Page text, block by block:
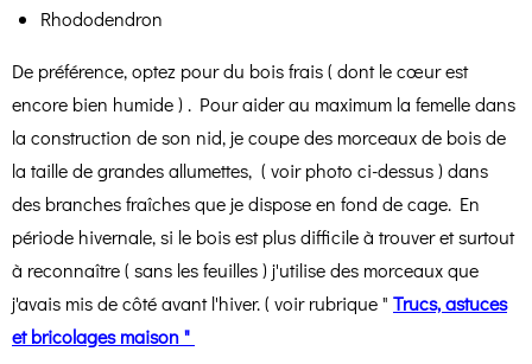
Rhododendron
De préférence, optez pour du bois frais ( dont le cœur est
encore bien humide ) . Pour aider au maximum la femelle dans
la construction de son nid, je coupe des morceaux de bois de
la taille de grandes allumettes, ( voir photo ci-dessus ) dans
des branches fraîches que je dispose en fond de cage. En
période hivernale, si le bois est plus difficile à trouver et surtout
à reconnaître ( sans les feuilles ) j'utilise des morceaux que
j'avais mis de côté avant l'hiver. ( voir rubrique " Trucs, astuces
et bricolages maison "